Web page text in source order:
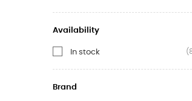
Availability
In stock
Brand